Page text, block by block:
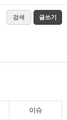
검색 글쓰기
이슈